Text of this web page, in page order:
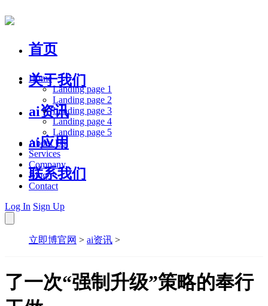
首页
关于我们
ai资讯
ai应用
联系我们
Home
Landing page 1
Landing page 2
Landing page 3
Landing page 4
Landing page 5
About Us
Services
Company
Blog
Contact
Log In Sign Up
立即博官网 > ai资讯 >
了一次“强制升级”策略的奉行